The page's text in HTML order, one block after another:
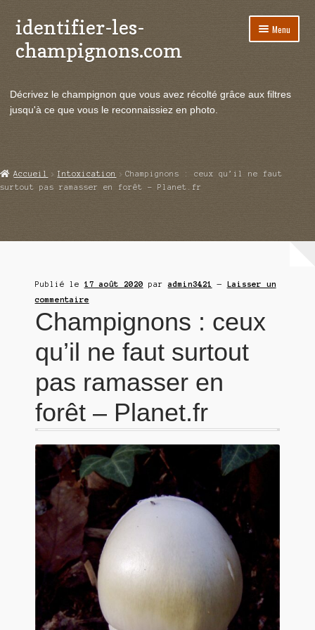
Aller
à
la
Aller
au
contenu
identifier-les-
champignons.com
Menu
le
Actualités
menu
Echanges et contacts
Ouvrir
Décrivez le champignon que vous avez récolté grâce aux filtres
jusqu'à ce que vous le reconnaissiez en photo.
Accueil Intoxication
Champignons : ceux qu’il ne faut
surtout pas ramasser en forêt – Planet.fr
Publié le 17 août 2020 paradmin3421 — Laisser un
commentaire
Champignons : ceux
qu’il ne faut surtout
pas ramasser en
forêt – Planet.fr